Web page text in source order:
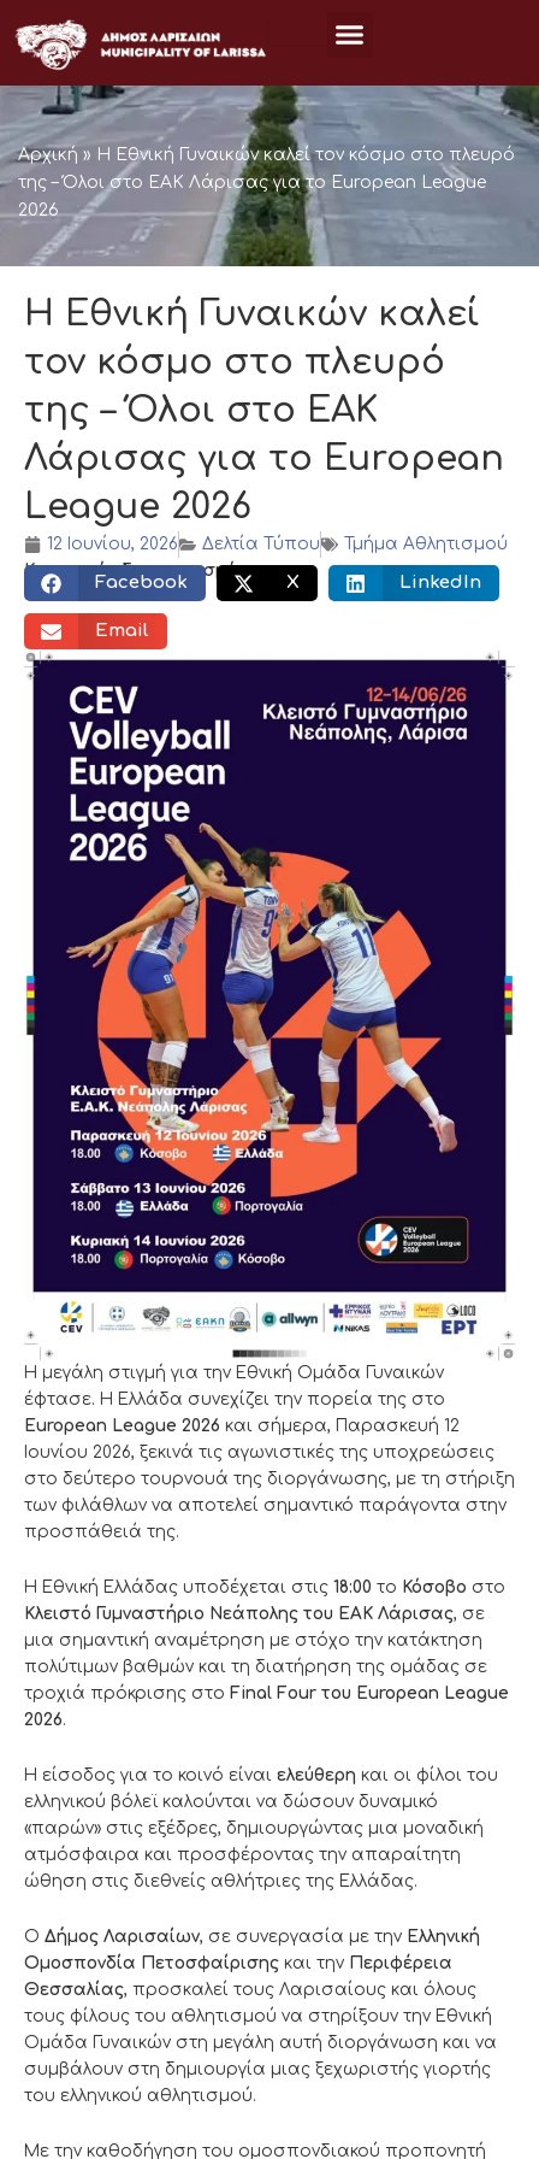
στο
περιεχόμενο
Αρχική » Η Εθνική Γυναικών καλεί τον κόσμο στο πλευρό
της – Όλοι στο ΕΑΚ Λάρισας για το European League
2026
Η Εθνική Γυναικών καλεί
τον κόσμο στο πλευρό
της – Όλοι στο ΕΑΚ
Λάρισας για το European
League 2026
12 Ιουνίου, 2026 Δελτία Τύπου
Τμήμα Αθλητισμού
Κοινωνικός διαμοιρασμός:
Facebook X LinkedIn
Email
Η μεγάλη στιγμή για την Εθνική Ομάδα Γυναικών
έφτασε. Η Ελλάδα συνεχίζει την πορεία της στο
European League 2026 και σήμερα, Παρασκευή 12
Ιουνίου 2026, ξεκινά τις αγωνιστικές της υποχρεώσεις
στο δεύτερο τουρνουά της διοργάνωσης, με τη στήριξη
των φιλάθλων να αποτελεί σημαντικό παράγοντα στην
προσπάθειά της.
Η Εθνική Ελλάδας υποδέχεται στις 18:00 το Κόσοβο στο
Κλειστό Γυμναστήριο Νεάπολης του ΕΑΚ Λάρισας, σε
μια σημαντική αναμέτρηση με στόχο την κατάκτηση
πολύτιμων βαθμών και τη διατήρηση της ομάδας σε
τροχιά πρόκρισης στο Final Four του European League
2026.
Η είσοδος για το κοινό είναι ελεύθερη και οι φίλοι του
ελληνικού βόλεϊ καλούνται να δώσουν δυναμικό
«παρών» στις εξέδρες, δημιουργώντας μια μοναδική
ατμόσφαιρα και προσφέροντας την απαραίτητη
ώθηση στις διεθνείς αθλήτριες της Ελλάδας.
Ο Δήμος Λαρισαίων, σε συνεργασία με την Ελληνική
Ομοσπονδία Πετοσφαίρισης και την Περιφέρεια
Θεσσαλίας, προσκαλεί τους Λαρισαίους και όλους
τους φίλους του αθλητισμού να στηρίξουν την Εθνική
Ομάδα Γυναικών στη μεγάλη αυτή διοργάνωση και να
συμβάλουν στη δημιουργία μιας ξεχωριστής γιορτής
του ελληνικού αθλητισμού.
Με την καθοδήγηση του ομοσπονδιακού προπονητή